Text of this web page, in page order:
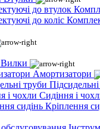
Вилки
Амортизатори
Сидіння і
Кріплення